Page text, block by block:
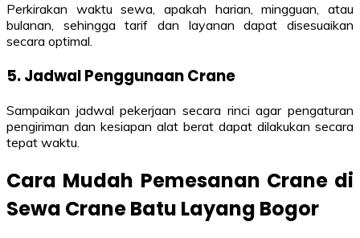
Perkirakan waktu sewa, apakah harian, mingguan, atau
bulanan, sehingga tarif dan layanan dapat disesuaikan
secara optimal.
5. Jadwal Penggunaan Crane
Sampaikan jadwal pekerjaan secara rinci agar pengaturan
pengiriman dan kesiapan alat berat dapat dilakukan secara
tepat waktu.
Cara Mudah Pemesanan Crane di
Sewa Crane Batu Layang Bogor